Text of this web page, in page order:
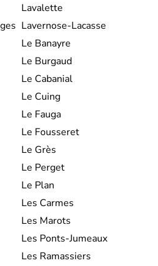
Lavalette
Lavernose-Lacasse
Le Banayre
Le Burgaud
Le Cabanial
Le Cuing
Le Fauga
Le Fousseret
Le Grès
Le Perget
Le Plan
Les Carmes
Les Marots
Les Ponts-Jumeaux
Les Ramassiers